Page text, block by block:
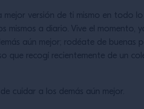
mejor versión de ti mismo en todo
mismos a diario. Vive el momento,
aún mejor; rodéate de buenas
que recogí recientemente de un
cuidar a los demás aún mejor.